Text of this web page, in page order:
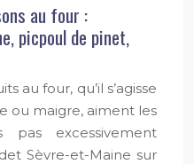
au four :
picpoul de pinet,
au four, qu’il s’agisse
ou maigre, aiment les
pas excessivement
Sèvre-et-Maine sur